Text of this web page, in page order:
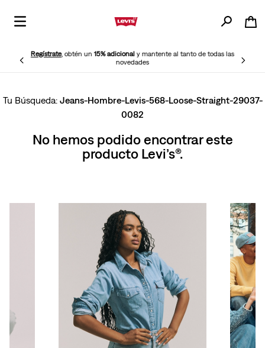
Regístrate, obtén un15% adicionaly mantente al tanto de todas las
novedades
Jeans-Hombre-Levis-568-Loose-Straight-29037-
0082
No hemos podido encontrar este
producto Levi’s®.